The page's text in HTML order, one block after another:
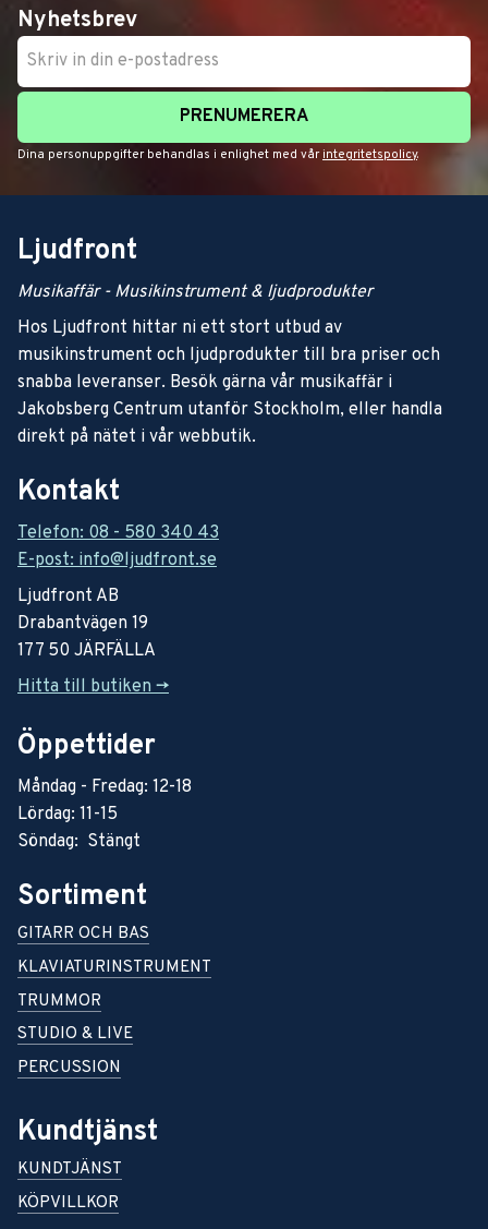
Nyhetsbrev
PRENUMERERA
Dina personuppgifter behandlas i enlighet med vår integritetspolicy.
Ljudfront
Musikaffär - Musikinstrument & ljudprodukter
Hos Ljudfront hittar ni ett stort utbud av
musikinstrument och ljudprodukter till bra priser och
snabba leveranser. Besök gärna vår musikaffär i
Jakobsberg Centrum utanför Stockholm, eller handla
direkt på nätet i vår webbutik.
Kontakt
Telefon: 08 - 580 340 43
E-post: info@ljudfront.se
Ljudfront AB
Drabantvägen 19
177 50 JÄRFÄLLA
Hitta till butiken ->
Öppettider
Måndag - Fredag: 12-18
Lördag: 11-15
Söndag: Stängt
Sortiment
GITARR OCH BAS
KLAVIATURINSTRUMENT
TRUMMOR
STUDIO & LIVE
PERCUSSION
Kundtjänst
KUNDTJÄNST
KÖPVILLKOR